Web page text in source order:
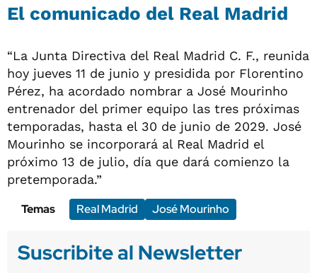
El comunicado del Real Madrid
“La Junta Directiva del Real Madrid C. F., reunida
hoy jueves 11 de junio y presidida por Florentino
Pérez, ha acordado nombrar a José Mourinho
entrenador del primer equipo las tres próximas
temporadas, hasta el 30 de junio de 2029. José
Mourinho se incorporará al Real Madrid el
próximo 13 de julio, día que dará comienzo la
pretemporada.”
Temas
Real Madrid José Mourinho
Suscribite al Newsletter